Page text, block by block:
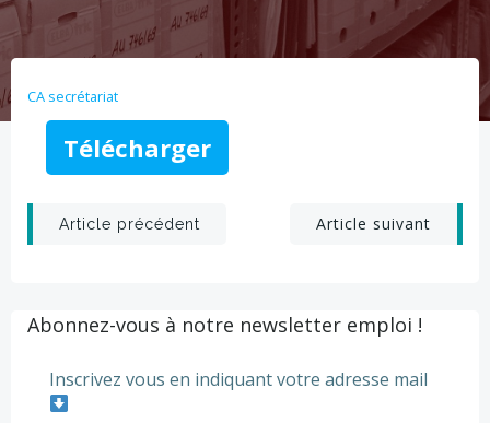
CA secrétariat
Télécharger
Post
Article précédent
PostArticle suivant
Abonnez-vous à notre newsletter emploi !
Inscrivez vous en indiquant votre adresse mail